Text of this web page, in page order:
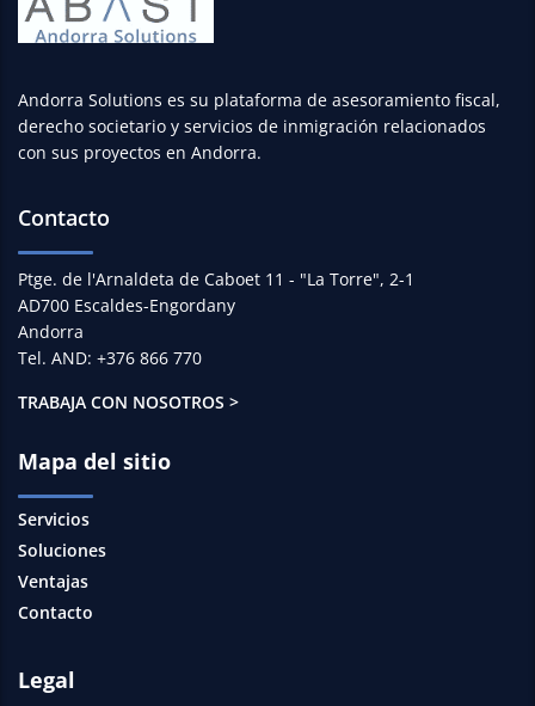
Andorra Solutions es su plataforma de asesoramiento fiscal,
derecho societario y servicios de inmigración relacionados
con sus proyectos en Andorra.
Contacto
Ptge. de l'Arnaldeta de Caboet 11 - "La Torre", 2-1
AD700 Escaldes-Engordany
Andorra
Tel. AND: +376 866 770
TRABAJA CON NOSOTROS >
Mapa del sitio
Servicios
Soluciones
Ventajas
Contacto
Legal